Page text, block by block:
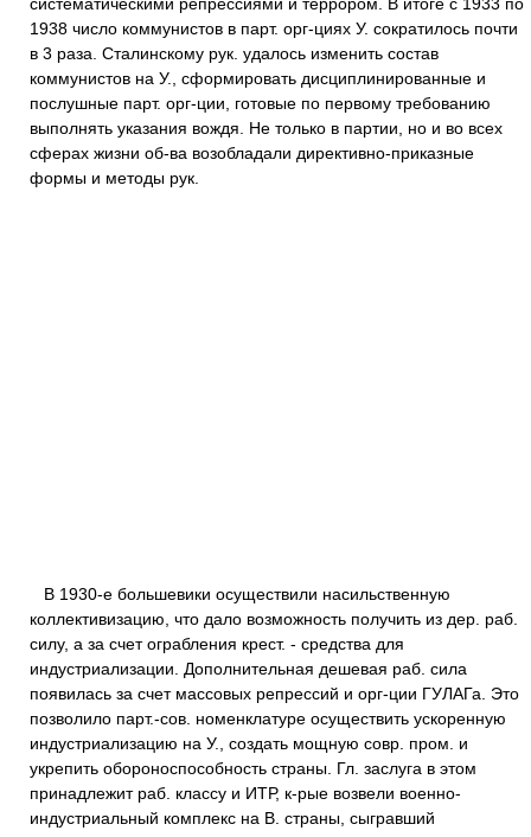
1938 число коммунистов в парт. орг-циях У. сократилось почти
в 3 раза. Сталинскому рук. удалось изменить состав
коммунистов на У., сформировать дисциплинированные и
послушные парт. орг-ции, готовые по первому требованию
выполнять указания вождя. Не только в партии, но и во всех
сферах жизни об-ва возобладали директивно-приказные
формы и методы рук.
В 1930-е большевики осуществили насильственную
коллективизацию, что дало возможность получить из дер. раб.
силу, а за счет ограбления крест. - средства для
индустриализации. Дополнительная дешевая раб. сила
появилась за счет массовых репрессий и орг-ции ГУЛАГа. Это
позволило парт.-сов. номенклатуре осуществить ускоренную
индустриализацию на У., создать мощную совр. пром. и
укрепить обороноспособность страны. Гл. заслуга в этом
принадлежит раб. классу и ИТР, к-рые возвели военно-
индустриальный комплекс на В. страны, сыгравший